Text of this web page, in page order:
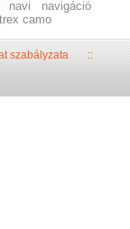
navi
navigáció
camo
szabályzata::